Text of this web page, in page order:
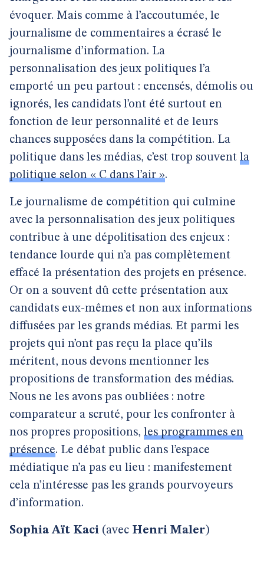
évoquer. Mais comme à l’accoutumée, le
journalisme de commentaires a écrasé le
journalisme d’information. La
personnalisation des jeux politiques l’a
emporté un peu partout : encensés, démolis ou
ignorés, les candidats l’ont été surtout en
fonction de leur personnalité et de leurs
chances supposées dans la compétition. La
politique dans les médias, c’est trop souvent la
politique selon « C dans l’air ».
Le journalisme de compétition qui culmine
avec la personnalisation des jeux politiques
contribue à une dépolitisation des enjeux :
tendance lourde qui n’a pas complètement
effacé la présentation des projets en présence.
Or on a souvent dû cette présentation aux
candidats eux-mêmes et non aux informations
diffusées par les grands médias. Et parmi les
projets qui n’ont pas reçu la place qu’ils
méritent, nous devons mentionner les
propositions de transformation des médias.
Nous ne les avons pas oubliées : notre
comparateur a scruté, pour les confronter à
nos propres propositions, les programmes en
présence. Le débat public dans l’espace
médiatique n’a pas eu lieu : manifestement
cela n’intéresse pas les grands pourvoyeurs
d’information.
Sophia Aït Kaci (avec Henri Maler)